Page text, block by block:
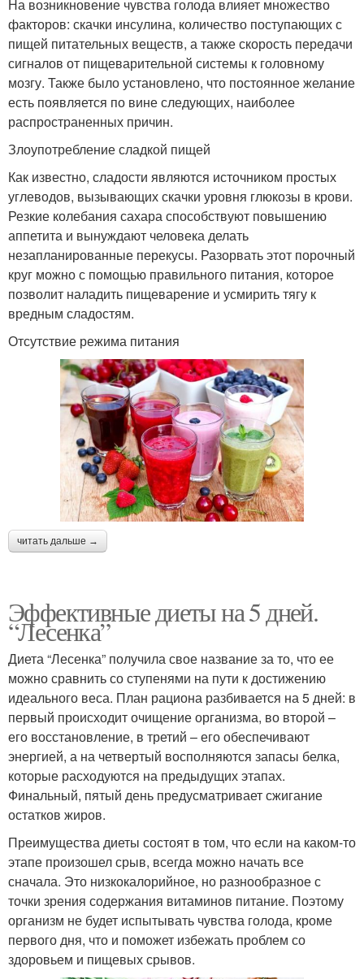
На возникновение чувства голода влияет множество
факторов: скачки инсулина, количество поступающих с
пищей питательных веществ, а также скорость передачи
сигналов от пищеварительной системы к головному
мозгу. Также было установлено, что постоянное желание
есть появляется по вине следующих, наиболее
распространенных причин.
Злоупотребление сладкой пищей
Как известно, сладости являются источником простых
углеводов, вызывающих скачки уровня глюкозы в крови.
Резкие колебания сахара способствуют повышению
аппетита и вынуждают человека делать
незапланированные перекусы. Разорвать этот порочный
круг можно с помощью правильного питания, которое
позволит наладить пищеварение и усмирить тягу к
вредным сладостям.
Отсутствие режима питания
читать дальше →
Эффективные диеты на 5 дней.
“Лесенка”
Диета “Лесенка” получила свое название за то, что ее
можно сравнить со ступенями на пути к достижению
идеального веса. План рациона разбивается на 5 дней: в
первый происходит очищение организма, во второй –
его восстановление, в третий – его обеспечивают
энергией, а на четвертый восполняются запасы белка,
которые расходуются на предыдущих этапах.
Финальный, пятый день предусматривает сжигание
остатков жиров.
Преимущества диеты состоят в том, что если на каком-то
этапе произошел срыв, всегда можно начать все
сначала. Это низкокалорийное, но разнообразное с
точки зрения содержания витаминов питание. Поэтому
организм не будет испытывать чувства голода, кроме
первого дня, что и поможет избежать проблем со
здоровьем и пищевых срывов.